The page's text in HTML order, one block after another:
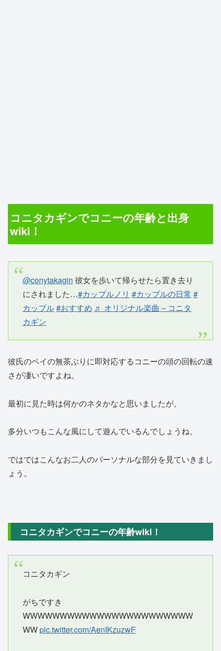
コニタカギンでコニーの年齢と出身
wiki！
@conytakagin 彼女を歩いて帰らせたら置き去り
にされました…#カップルノリ #カップルの日常 #
カップル#おすすめ ♬ オリジナル楽曲 – コニタ
カギン
彼氏のペイの無茶ぶりに即対応するコニーの頭の回転の速
さが凄いですよね。
最初に見た時は何かのネタかなと思いましたが。
多分いつもこんな風にして遊んでいるんでしょうね。
ではではこんなお二人のパーソナルな部分を見ていきまし
ょう。
コニタカギンでコニーの年齢wiki！
コニタカギン
がちですき
WWWWWWWWWWWWWWWWWWWWWWW
WWpic.twitter.com/AenIKzuzwF